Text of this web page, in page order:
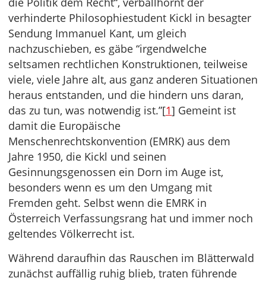
verhinderte Philosophiestudent Kickl in besagter
Sendung Immanuel Kant, um gleich
nachzuschieben, es gäbe “irgendwelche
seltsamen rechtlichen Konstruktionen, teilweise
viele, viele Jahre alt, aus ganz anderen Situationen
heraus entstanden, und die hindern uns daran,
das zu tun, was notwendig ist.”[1] Gemeint ist
damit die Europäische
Menschenrechtskonvention (EMRK) aus dem
Jahre 1950, die Kickl und seinen
Gesinnungsgenossen ein Dorn im Auge ist,
besonders wenn es um den Umgang mit
Fremden geht. Selbst wenn die EMRK in
Österreich Verfassungsrang hat und immer noch
geltendes Völkerrecht ist.
Während daraufhin das Rauschen im Blätterwald
zunächst auffällig ruhig blieb, traten führende